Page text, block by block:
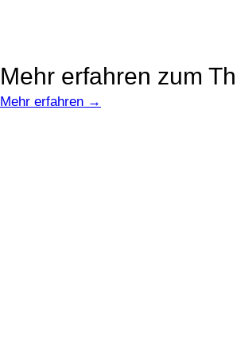
Mehr erfahren zum
Mehr erfahren →